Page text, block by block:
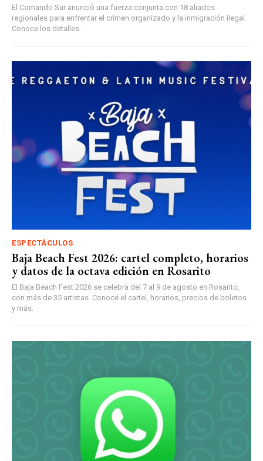
El Comando Sur anunció una fuerza conjunta con 18 aliados
regionales para enfrentar el crimen organizado y la inmigración ilegal.
Conoce los detalles.
ESPECTÁCULOS
Baja Beach Fest 2026: cartel completo, horarios
y datos de la octava edición en Rosarito
El Baja Beach Fest 2026 se celebra del 7 al 9 de agosto en Rosarito,
con más de 35 artistas. Conocé el cartel, horarios, precios de boletos
y más.